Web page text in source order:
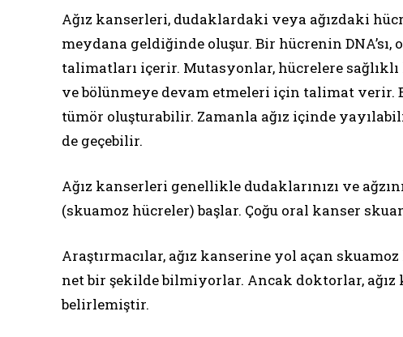
Ağız kanserleri, dudaklardaki veya ağızdaki
meydana geldiğinde oluşur. Bir hücrenin
talimatları içerir. Mutasyonlar, hücrelere
ve bölünmeye devam etmeleri için talimat verir.
tümör oluşturabilir. Zamanla ağız içinde
de geçebilir.
Ağız kanserleri genellikle dudaklarınızı ve
(skuamoz hücreler) başlar. Çoğu oral kanser
Araştırmacılar, ağız kanserine yol açan
net bir şekilde bilmiyorlar. Ancak doktorlar,
belirlemiştir.